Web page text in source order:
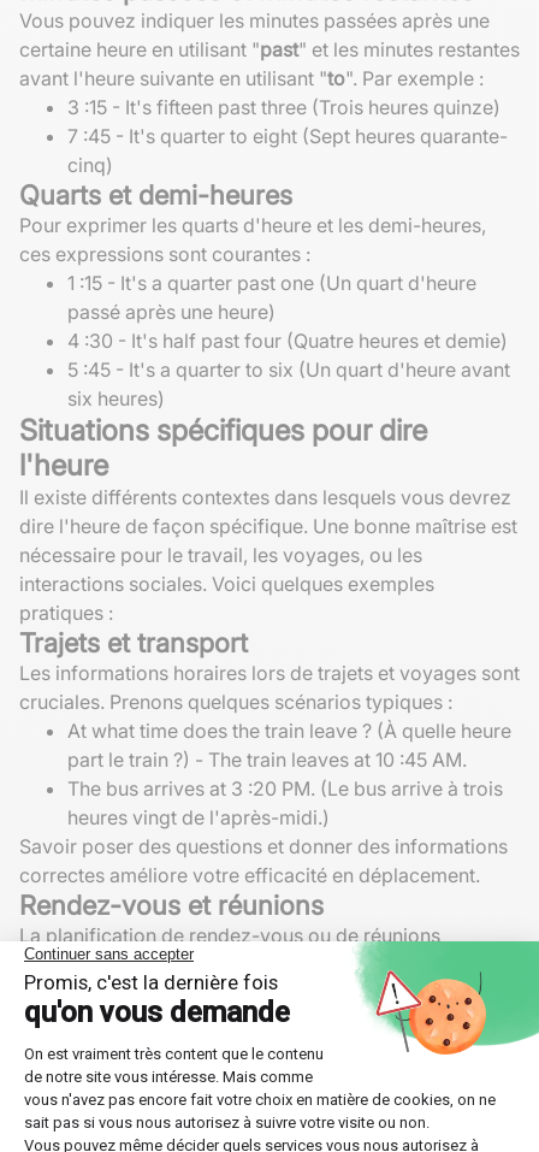
Vous pouvez indiquer les minutes passées après une
certaine heure en utilisant "past" et les minutes restantes
avant l'heure suivante en utilisant "to". Par exemple :
3 :15 - It's fifteen past three (Trois heures quinze)
7 :45 - It's quarter to eight (Sept heures quarante-
cinq)
Quarts et demi-heures
Pour exprimer les quarts d'heure et les demi-heures,
ces expressions sont courantes :
1 :15 - It's a quarter past one (Un quart d'heure
passé après une heure)
4 :30 - It's half past four (Quatre heures et demie)
5 :45 - It's a quarter to six (Un quart d'heure avant
six heures)
Situations spécifiques pour dire
l'heure
Il existe différents contextes dans lesquels vous devrez
dire l'heure de façon spécifique. Une bonne maîtrise est
nécessaire pour le travail, les voyages, ou les
interactions sociales. Voici quelques exemples
pratiques :
Trajets et transport
Les informations horaires lors de trajets et voyages sont
cruciales. Prenons quelques scénarios typiques :
At what time does the train leave ? (À quelle heure
part le train ?) - The train leaves at 10 :45 AM.
The bus arrives at 3 :20 PM. (Le bus arrive à trois
heures vingt de l'après-midi.)
Savoir poser des questions et donner des informations
correctes améliore votre efficacité en déplacement.
Rendez-vous et réunions
La planification de rendez-vous ou de réunions
nécessite une expression temporelle claire. Voici
comment cela fonctionne :
Let's meet at 6 :00 PM. (Rencontrons-nous à dix-
huit heures.)
The meeting starts at 9 :00 sharp. (La réunion
commence à neuf heures précises.)
Utiliser des termes précis aide à éviter des malentendus